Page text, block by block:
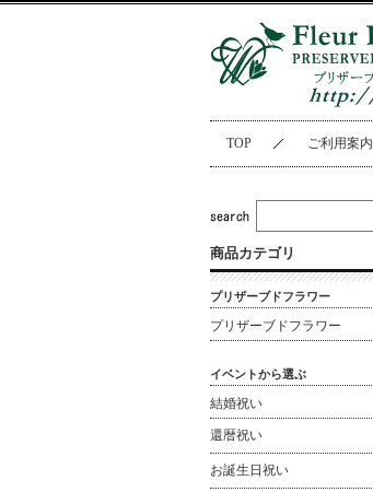
TOP ご利用案内
商品カテゴリ
プリザーブドフラワー
プリザーブドフラワー
イベントから選ぶ
結婚祝い
還暦祝い
お誕生日祝い